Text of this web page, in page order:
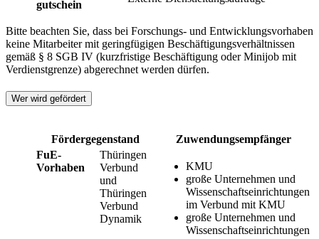
gutschein
Bitte beachten Sie, dass bei Forschungs- und Entwicklungsvorhaben
keine Mitarbeiter mit geringfügigen Beschäftigungsverhältnissen
gemäß § 8 SGB IV (kurzfristige Beschäftigung oder Minijob mit
Verdienstgrenze) abgerechnet werden dürfen.
Wer wird gefördert
Fördergegenstand
Zuwendungsempfänger
FuE-
Vorhaben
Thüringen
Verbund
und
Thüringen
Verbund
Dynamik
KMU
große Unternehmen und
Wissenschaftseinrichtungen
im Verbund mit KMU
große Unternehmen und
Wissenschaftseinrichtungen